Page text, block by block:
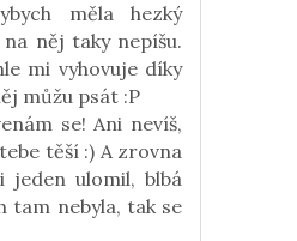
měla hezký
něj taky nepíšu.
mi vyhovuje díky
můžu psát :P
se! Ani nevíš,
těší :) A zrovna
jeden ulomil, blbá
tam nebyla, tak se